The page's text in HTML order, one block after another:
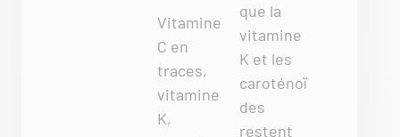
Vitamine
C en
traces,
vitamine
K,
que la
vitamine
K et les
caroténoï
des
restent